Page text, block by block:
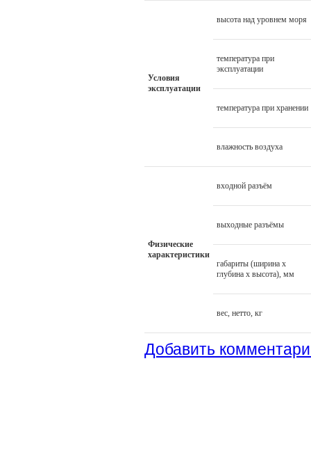
Условия
эксплуатации
высота над уровнем моря
температура при
эксплуатации
температура при хранении
влажность воздуха
Физические
характеристики
входной разъём
выходные разъёмы
габариты (ширина х
глубина х высота), мм
вес, нетто, кг
Добавить